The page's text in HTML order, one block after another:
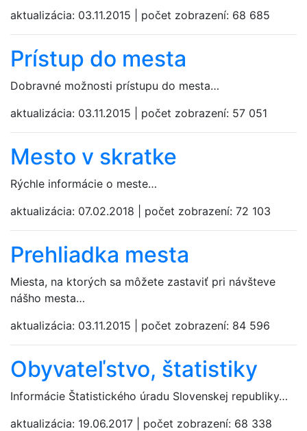
aktualizácia: 03.11.2015 počet zobrazení: 68 685
Prístup do mesta
Dobravné možnosti prístupu do mesta…
aktualizácia: 03.11.2015 počet zobrazení: 57 051
Mesto v skratke
Rýchle informácie o meste…
aktualizácia: 07.02.2018 počet zobrazení: 72 103
Prehliadka mesta
Miesta, na ktorých sa môžete zastaviť pri návšteve
nášho mesta…
aktualizácia: 03.11.2015 počet zobrazení: 84 596
Obyvateľstvo, štatistiky
Informácie Štatistického úradu Slovenskej republiky…
aktualizácia: 19.06.2017 počet zobrazení: 68 338